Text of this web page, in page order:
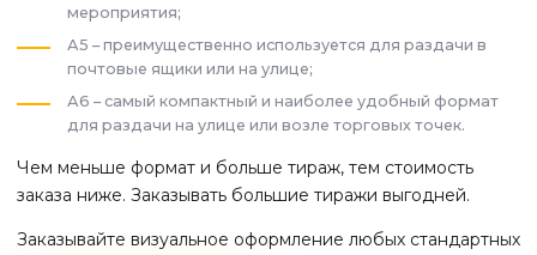
мероприятия;
А5 – преимущественно используется для раздачи в
почтовые ящики или на улице;
А6 – самый компактный и наиболее удобный формат
для раздачи на улице или возле торговых точек.
Чем меньше формат и больше тираж, тем стоимость
заказа ниже. Заказывать большие тиражи выгодней.
Заказывайте визуальное оформление любых стандартных